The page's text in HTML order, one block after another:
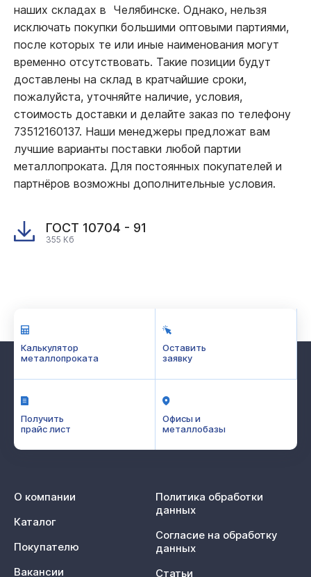
наших складах в Челябинске. Однако, нельзя
исключать покупки большими оптовыми партиями,
после которых те или иные наименования могут
временно отсутствовать. Такие позиции будут
доставлены на склад в кратчайшие сроки,
пожалуйста, уточняйте наличие, условия,
стоимость доставки и делайте заказ по телефону
73512160137. Наши менеджеры предложат вам
лучшие варианты поставки любой партии
металлопроката. Для постоянных покупателей и
партнёров возможны дополнительные условия.
ГОСТ 10704 - 91
355 Кб
Калькулятор
металлопроката
Оставить
заявку
Получить
прайс лист
Офисы и
металлобазы
О компании
Каталог
Покупателю
Вакансии
Политика обработки
данных
Согласие на обработку
данных
Статьи